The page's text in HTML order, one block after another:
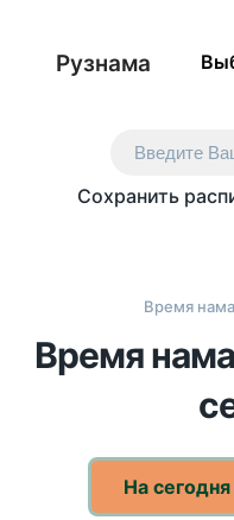
Рузнама
Введите
Сохранить
Время
Время
На сегодня